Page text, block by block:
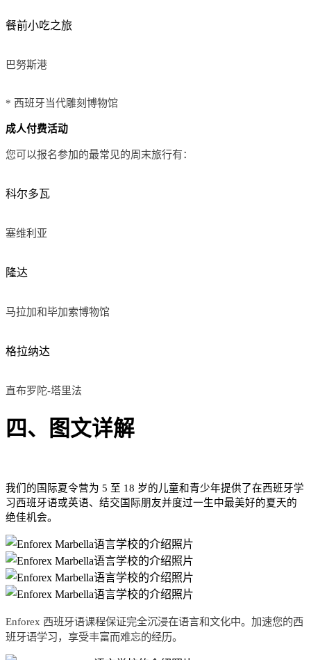
餐前小吃之旅
巴努斯港
* 西班牙当代雕刻博物馆
成人付费活动
您可以报名参加的最常见的周末旅行有：
科尔多瓦
塞维利亚
隆达
马拉加和毕加索博物馆
格拉纳达
直布罗陀-塔里法
四、图文详解
我们的国际夏令营为 5 至 18 岁的儿童和青少年提供了在西班牙学
习西班牙语或英语、结交国际朋友并度过一生中最美好的夏天的
绝佳机会。
Enforex 西班牙语课程保证完全沉浸在语言和文化中。加速您的西
班牙语学习，享受丰富而难忘的经历。